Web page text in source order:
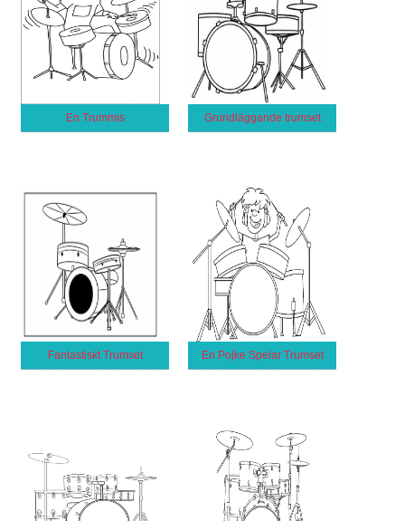
En Trummis Grundläggande trumset
Fantastiskt Trumset En Pojke Spelar Trumset